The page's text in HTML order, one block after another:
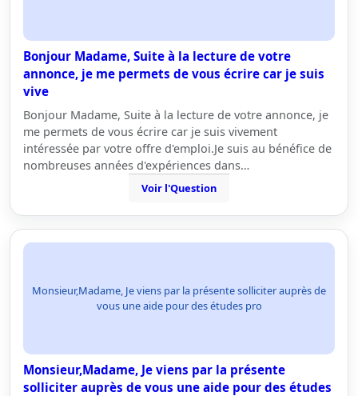
Bonjour Madame, Suite à la lecture de votre
annonce, je me permets de vous écrire car je suis
vive
Bonjour Madame, Suite à la lecture de votre annonce, je
me permets de vous écrire car je suis vivement
intéressée par votre offre d'emploi.Je suis au bénéfice de
nombreuses années d'expériences dans…
Voir l'Question
Monsieur,Madame, Je viens par la présente solliciter auprès de
vous une aide pour des études pro
Monsieur,Madame, Je viens par la présente
solliciter auprès de vous une aide pour des études